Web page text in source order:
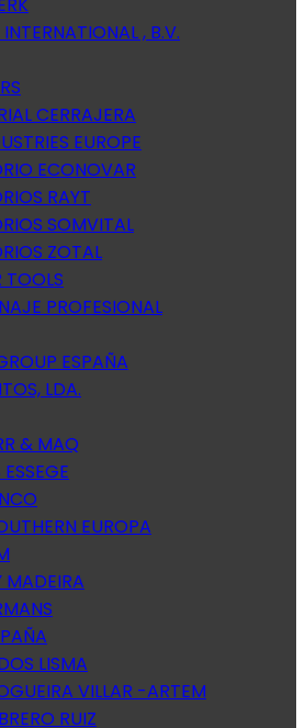
, B.V.
CERRAJERA
EUROPE
ECONOVAR
RAYT
SOMVITAL
ZOTAL
TOOLS
PROFESIONAL
ESPAÑA
LDA.
& MAQ
EUROPA
MADEIRA
LISMA
VILLAR -ARTEM
RUIZ